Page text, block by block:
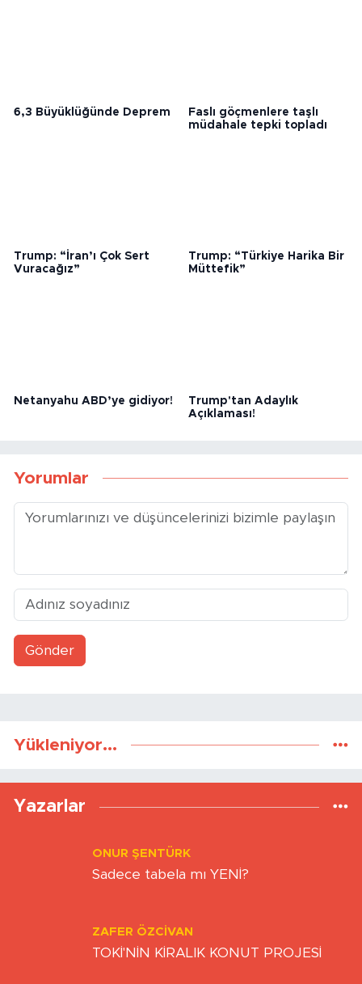
6,3 Büyüklüğünde Deprem
Faslı göçmenlere taşlı
müdahale tepki topladı
Trump: “İran’ı Çok Sert
Vuracağız”
Trump: “Türkiye Harika Bir
Müttefik”
Netanyahu ABD’ye gidiyor!
Trump'tan Adaylık
Açıklaması!
Yorumlar
Gönder
Yükleniyor...
Yazarlar
ONUR ŞENTÜRK
Sadece tabela mı YENİ?
ZAFER ÖZCIVAN
TOKİ'NİN KİRALIK KONUT PROJESİ